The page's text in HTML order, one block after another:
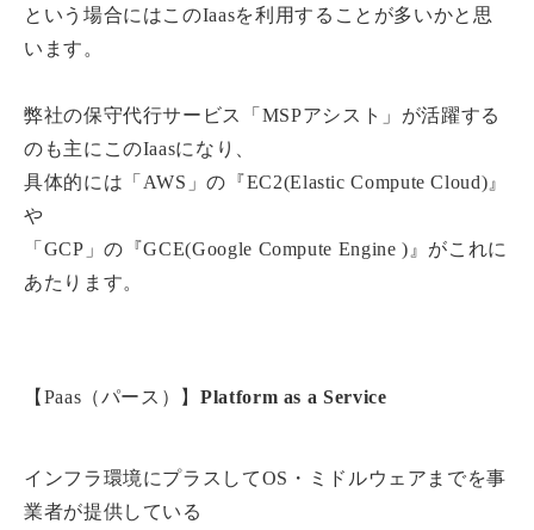
という場合にはこのIaasを利用することが多いかと思
います。
弊社の保守代行サービス「MSPアシスト」が活躍する
のも主にこのIaasになり、
具体的には「AWS」の『EC2(Elastic Compute Cloud)』
や
「GCP」の『GCE(Google Compute Engine )』がこれに
あたります。
【Paas（パース）】Platform as a Service
インフラ環境にプラスしてOS・ミドルウェアまでを事
業者が提供している